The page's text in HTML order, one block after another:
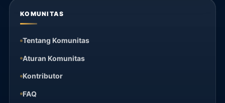
KOMUNITAS
Tentang Komunitas
Aturan Komunitas
Kontributor
FAQ